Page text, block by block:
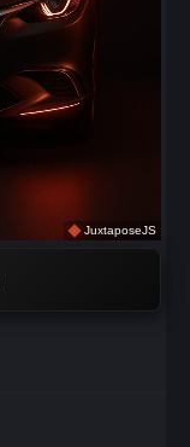
JuxtaposeJS